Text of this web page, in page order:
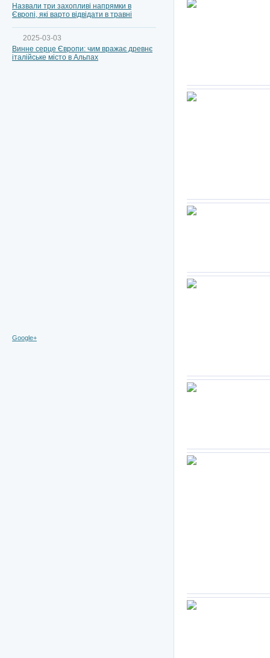
Назвали три захопливі напрямки в
Європі, які варто відвідати в травні
2025-03-03
Винне серце Європи: чим вражає древнє
італійське місто в Альпах
Google+